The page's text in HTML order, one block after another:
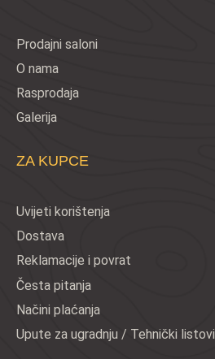
Prodajni saloni
O nama
Rasprodaja
Galerija
ZA KUPCE
Uvijeti korištenja
Dostava
Reklamacije i povrat
Česta pitanja
Načini plaćanja
Upute za ugradnju / Tehnički listovi